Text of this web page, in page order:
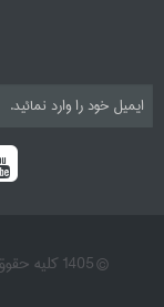
© 1405